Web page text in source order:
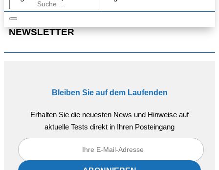
NEWSLETTER
Bleiben Sie auf dem Laufenden
Erhalten Sie die neuesten News und Hinweise auf
aktuelle Tests direkt in Ihren Posteingang